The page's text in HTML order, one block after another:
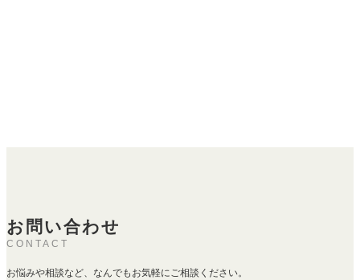
お問い合わせ
CONTACT
お悩みや相談など、なんでもお気軽にご相談ください。